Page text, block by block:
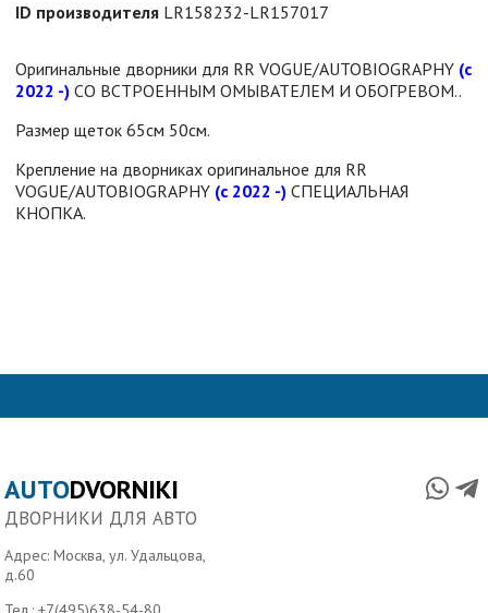
ID производителя LR158232-LR157017
Оригинальные дворники для RR VOGUE/AUTOBIOGRAPHY (с
2022 -) СО ВСТРОЕННЫМ ОМЫВАТЕЛЕМ И ОБОГРЕВОМ..
Размер щеток 65см 50см.
Крепление на дворниках оригинальное для RR
VOGUE/AUTOBIOGRAPHY (с 2022 -) СПЕЦИАЛЬНАЯ
КНОПКА.
AUTODVORNIKI
ДВОРНИКИ ДЛЯ АВТО
Адрес: Москва, ул. Удальцова,
д.60